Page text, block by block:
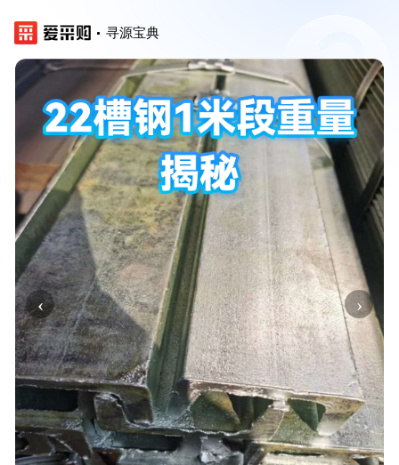
寻源宝典
‹ ›